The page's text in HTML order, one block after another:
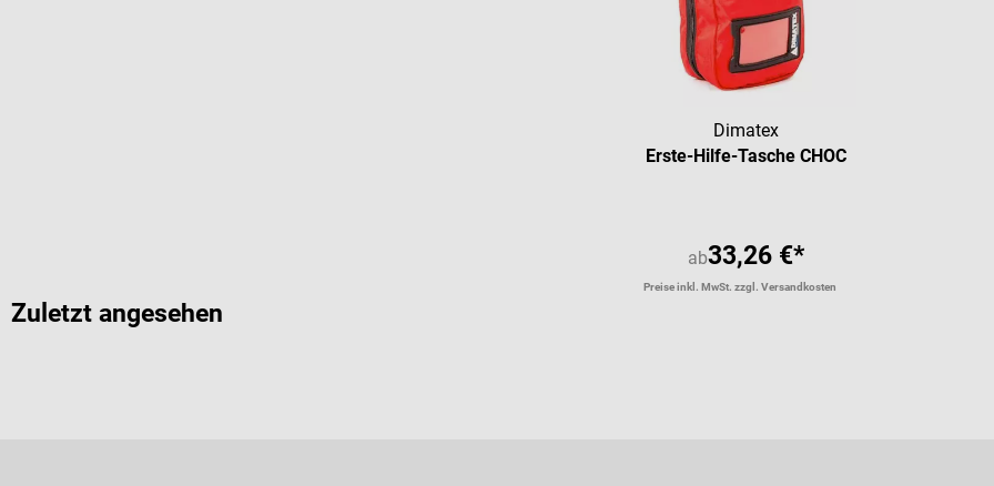
Dimatex
Erste-Hilfe-Tasche CHOC
ab33,26 €*
Preise inkl. MwSt. zzgl. Versandkosten
Zuletzt angesehen